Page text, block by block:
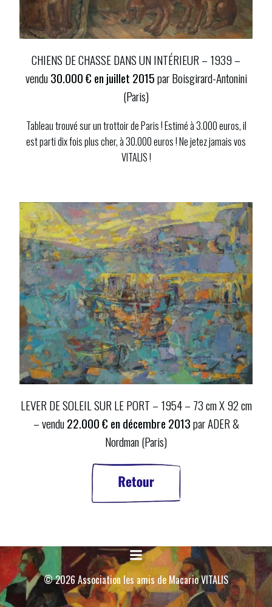
CHIENS DE CHASSE DANS UN INTÉRIEUR – 1939 –
vendu30.000 € en juillet 2015par Boisgirard-Antonini
(Paris)
Tableau trouvé sur un trottoir de Paris ! Estimé à 3.000 euros, il
est parti dix fois plus cher, à 30.000 euros ! Ne jetez jamais vos
VITALIS !
LEVER DE SOLEIL SUR LE PORT – 1954 – 73 cm X 92 cm
– vendu22.000 € en décembre 2013par ADER &
Nordman (Paris)
© 2026 Association les amis de Macario VITALIS